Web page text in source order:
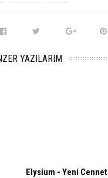
YAZILARIM
Elysium - Yeni Cennet